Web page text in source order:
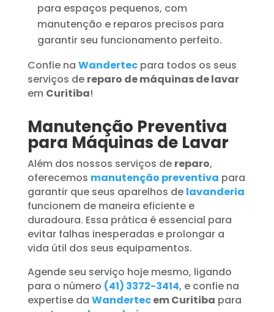
para espaços pequenos, com
manutenção e reparos precisos para
garantir seu funcionamento perfeito.
Confie na Wandertecpara todos os seus
serviços de reparo de máquinas de lavar
em Curitiba!
Manutenção Preventiva
para Máquinas de Lavar
Além dos nossos serviços de reparo,
oferecemos manutenção preventiva para
garantir que seus aparelhos de lavanderia
funcionem de maneira eficiente e
duradoura. Essa prática é essencial para
evitar falhas inesperadas e prolongar a
vida útil dos seus equipamentos.
Agende seu serviço hoje mesmo, ligando
para o número (41) 3372-3414, e confie na
expertise da Wandertecem Curitiba para